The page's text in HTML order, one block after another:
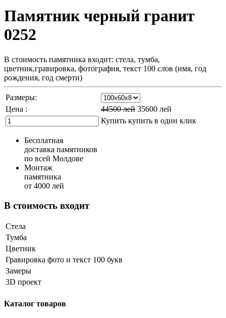
Памятник черный гранит
0252
В стоимость памятника входит: стела, тумба,
цветник,гравировка, фотография, текст 100 слов (имя, год
рождения, год смерти)
Размеры:
Цена :
44500лей 35600 лей
Купить купить в один клик
Бесплатная
доставка памятников
по всей Молдове
Монтаж
памятника
от 4000 лей
В стоимость входит
Стела
Тумба
Цветник
Гравировка фото и текст 100 букв
Замеры
3D проект
Каталог товаров